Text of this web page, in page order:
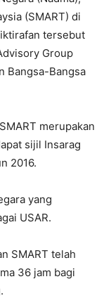
(SMART) di
tersebut
Group
Bangsa-Bangsa
merupakan
sijil Insarag
2016.
yang
USAR.
SMART telah
36 jam bagi